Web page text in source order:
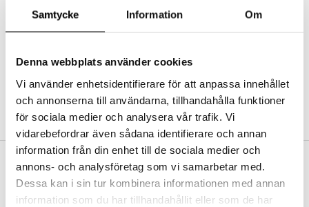
Samtycke Information Om
Denna webbplats använder cookies
Vi använder enhetsidentifierare för att anpassa innehållet
och annonserna till användarna, tillhandahålla funktioner
för sociala medier och analysera vår trafik. Vi
vidarebefordrar även sådana identifierare och annan
information från din enhet till de sociala medier och
annons- och analysföretag som vi samarbetar med.
Dessa kan i sin tur kombinera informationen med annan
information som du har tillhandahållit eller som de har
Abonnemang
Bevaka produkter
Recensera produkter
SKAPA KUND
VAD KOSTAR FRAKTEN?
Vi erbjuder fri frakt från 350 kr. Vår gräns för fraktfri leverans bestäms
utifån vilken avdelning du handlar från. Läs mer här »